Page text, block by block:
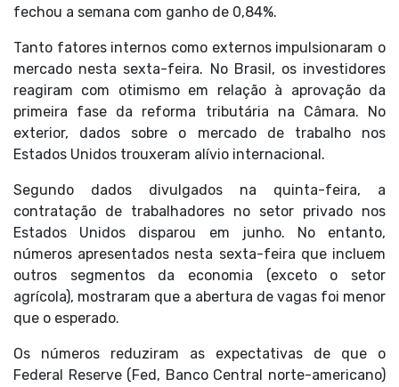
fechou a semana com ganho de 0,84%.
Tanto fatores internos como externos impulsionaram o
mercado nesta sexta-feira. No Brasil, os investidores
reagiram com otimismo em relação à aprovação da
primeira fase da reforma tributária na Câmara. No
exterior, dados sobre o mercado de trabalho nos
Estados Unidos trouxeram alívio internacional.
Segundo dados divulgados na quinta-feira, a
contratação de trabalhadores no setor privado nos
Estados Unidos disparou em junho. No entanto,
números apresentados nesta sexta-feira que incluem
outros segmentos da economia (exceto o setor
agrícola), mostraram que a abertura de vagas foi menor
que o esperado.
Os números reduziram as expectativas de que o
Federal Reserve (Fed, Banco Central norte-americano)